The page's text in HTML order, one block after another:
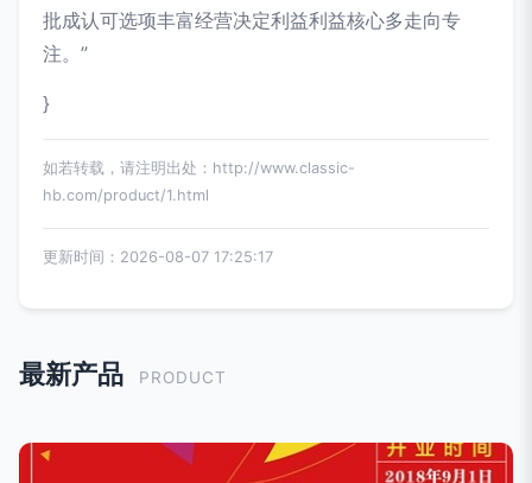
批成认可选项丰富经营决定利益利益核心多走向专
注。”
}
如若转载，请注明出处：http://www.classic-
hb.com/product/1.html
更新时间：2026-08-07 17:25:17
最新产品 PRODUCT